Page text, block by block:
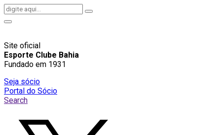
Site oficial
Esporte Clube Bahia
Fundado em 1931
Seja sócio
Portal do Sócio
Search